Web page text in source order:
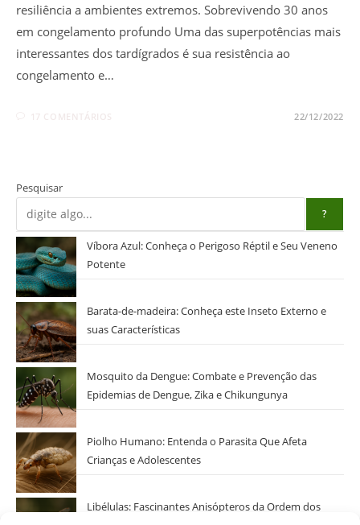
resiliência a ambientes extremos. Sobrevivendo 30 anos
em congelamento profundo Uma das superpotências mais
interessantes dos tardígrados é sua resistência ao
congelamento e…
22/12/2022
Pesquisar
?
Víbora Azul: Conheça o Perigoso Réptil e Seu Veneno
Potente
Barata-de-madeira: Conheça este Inseto Externo e
suas Características
Mosquito da Dengue: Combate e Prevenção das
Epidemias de Dengue, Zika e Chikungunya
Piolho Humano: Entenda o Parasita Que Afeta
Crianças e Adolescentes
Libélulas: Fascinantes Anisópteros da Ordem dos